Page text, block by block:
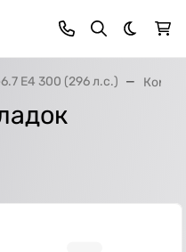
Темная
E4 300 (296 л.с.)